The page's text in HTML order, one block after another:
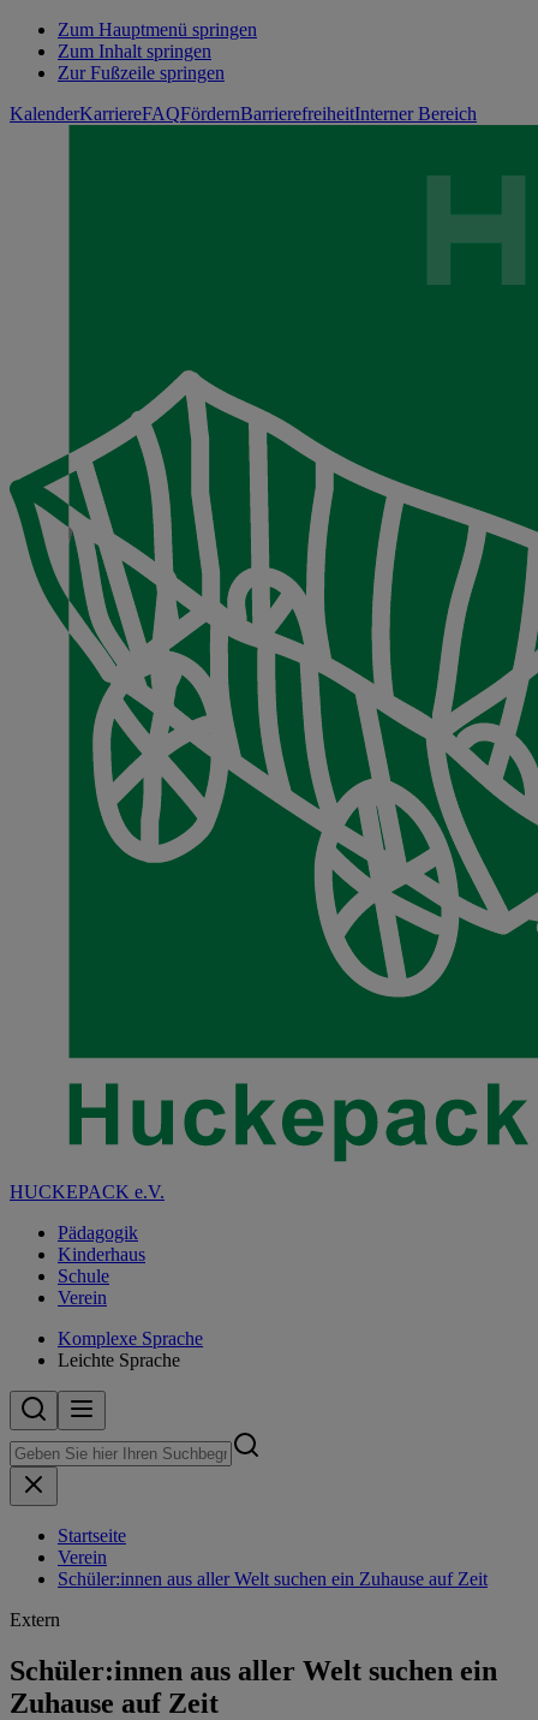
Zum Hauptmenü springen
Zum Inhalt springen
Zur Fußzeile springen
KalenderKarriereFAQFördernBarrierefreiheitInterner Bereich
HUCKEPACK e.V.
Pädagogik
Kinderhaus
Schule
Verein
Komplexe Sprache
Leichte Sprache
Startseite
Verein
Schüler:innen aus aller Welt suchen ein Zuhause auf Zeit
Extern
Schüler:innen aus aller Welt suchen ein
Zuhause auf Zeit